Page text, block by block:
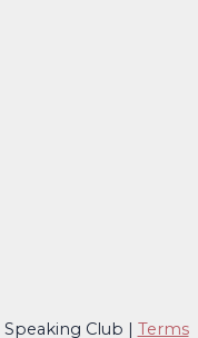
Club | Terms